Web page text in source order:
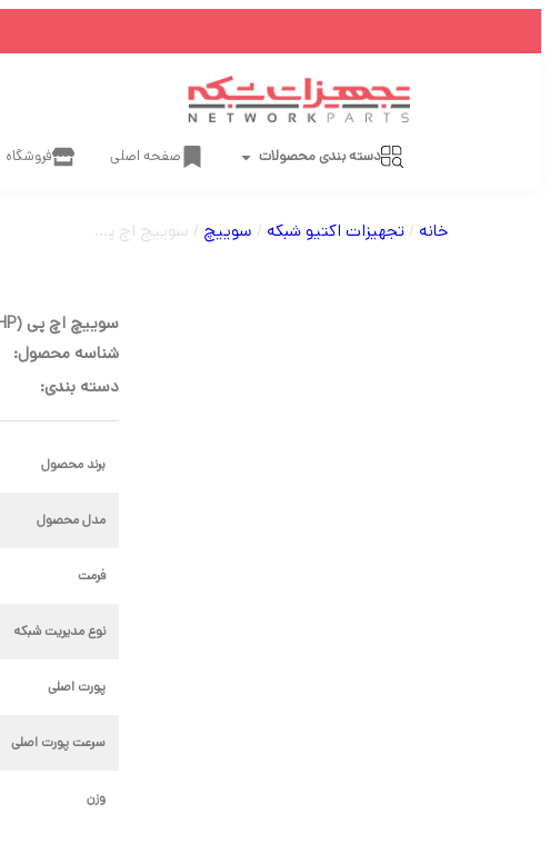
دسته بندی محصولات صفحه اصلی فروشگاه
خانه /تجهیزات اکتیو شبکه / سوییچ / سوییچ اچ پی (HP) مدل 1910-48 دارای 48 پورت
سوییچ اچ پی (HP) مدل 1910-48 دارای 48 پورت
شناسه محصول:
دسته بندی:
برند محصول
مدل محصول
فرمت
نوع مدیریت شبکه
پورت اصلی
سرعت پورت اصلی
وزن